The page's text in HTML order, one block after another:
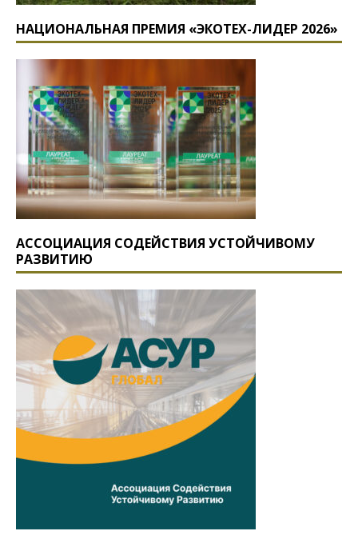
НАЦИОНАЛЬНАЯ ПРЕМИЯ «ЭКОТЕХ-ЛИДЕР 2026»
АССОЦИАЦИЯ СОДЕЙСТВИЯ УСТОЙЧИВОМУ
РАЗВИТИЮ